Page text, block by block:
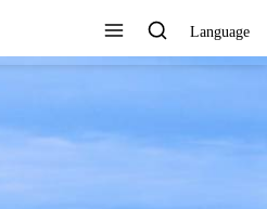
Language